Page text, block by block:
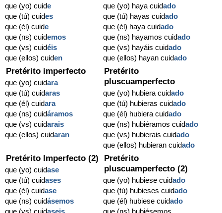
que (yo) cuide
que (tú) cuides
que (él) cuide
que (ns) cuidemos
que (vs) cuidéis
que (ellos) cuiden
que (yo) haya cuidado
que (tú) hayas cuidado
que (él) haya cuidado
que (ns) hayamos cuidado
que (vs) hayáis cuidado
que (ellos) hayan cuidado
Pretérito imperfecto
que (yo) cuidara
que (tú) cuidaras
que (él) cuidara
que (ns) cuidáramos
que (vs) cuidarais
que (ellos) cuidaran
Pretérito
pluscuamperfecto
que (yo) hubiera cuidado
que (tú) hubieras cuidado
que (él) hubiera cuidado
que (ns) hubiéramos cuidado
que (vs) hubierais cuidado
que (ellos) hubieran cuidado
Pretérito Imperfecto (2)
que (yo) cuidase
que (tú) cuidases
que (él) cuidase
que (ns) cuidásemos
Pretérito
pluscuamperfecto (2)
que (yo) hubiese cuidado
que (tú) hubieses cuidado
que (él) hubiese cuidado